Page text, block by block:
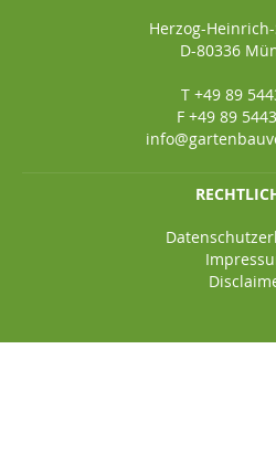
Herzog-
D-80336
T +49 89
F +49 89